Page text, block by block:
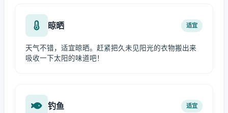
晾晒 适宜
天气不错，适宜晾晒。赶紧把久未见阳光的衣物搬出来
吸收一下太阳的味道吧！
钓鱼 适宜